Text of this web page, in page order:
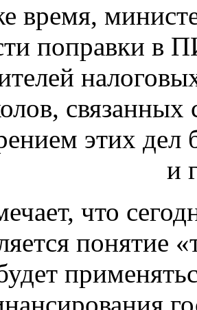
время,
поправки в
этих дел
и
что
понятие